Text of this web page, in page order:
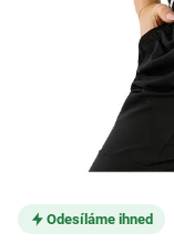
Odesíláme ihned